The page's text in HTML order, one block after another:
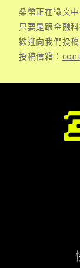
桑幣正在徵文
只要是跟金融
歡迎向我們投稿
投稿信箱：